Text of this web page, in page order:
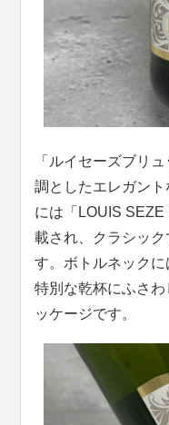
「ルイセーズブリ
調としたエレガン
には「LOUIS
載され、クラシッ
す。ボトルネック
特別な乾杯にふさ
ッケージです。